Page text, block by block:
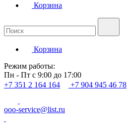
Корзина
Корзина
Режим работы:
Пн - Пт с 9:00 до 17:00
+7 351 2 164 164
+7 904 945 46 78
ooo-service@list.ru